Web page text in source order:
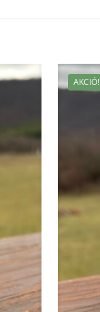
AKCIÓ!